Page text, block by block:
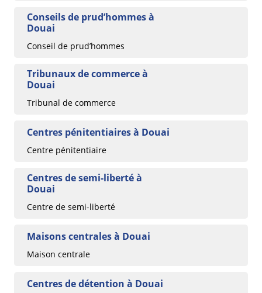
Conseils de prud’hommes à
Douai
Conseil de prud’hommes
Tribunaux de commerce à
Douai
Tribunal de commerce
Centres pénitentiaires à Douai
Centre pénitentiaire
Centres de semi-liberté à
Douai
Centre de semi-liberté
Maisons centrales à Douai
Maison centrale
Centres de détention à Douai